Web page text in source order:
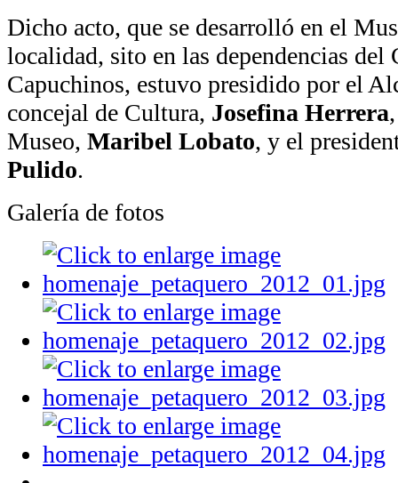
Dicho acto, que se desarrolló en el
localidad, sito en las dependencias del
Capuchinos, estuvo presidido por el
concejal de Cultura, Josefina Herrera
Museo, Maribel Lobato, y el
Pulido.
Galería de fotos